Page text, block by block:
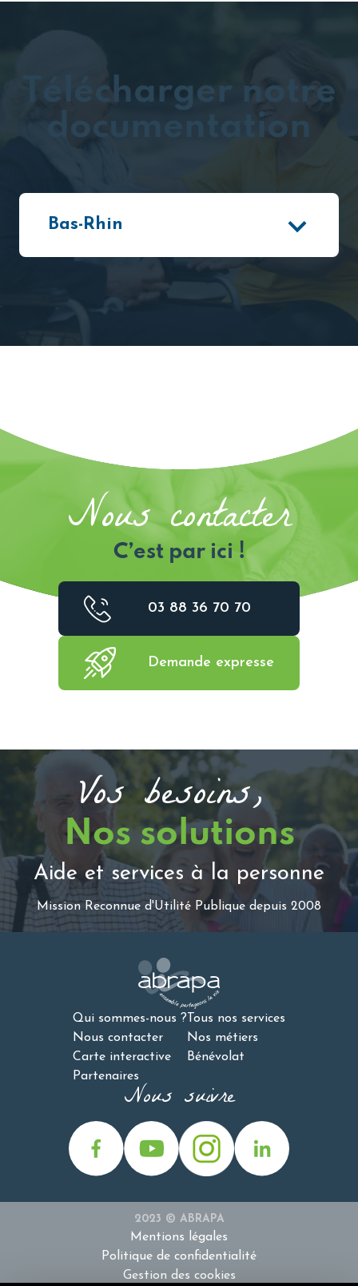
Télécharger notre
documentation
Bas-Rhin
Nous contacter
C’est par ici !
03 88 36 70 70
Demande expresse
Vos besoins,
Nos solutions
Aide et services à la personne
Mission Reconnue d'Utilité Publique depuis 2008
Qui sommes-nous ?
Nous contacter
Carte interactive
Partenaires
Tous nos services
Nos métiers
Bénévolat
Nous suivre
2023 © ABRAPA
Mentions légales
Politique de confidentialité
Gestion des cookies